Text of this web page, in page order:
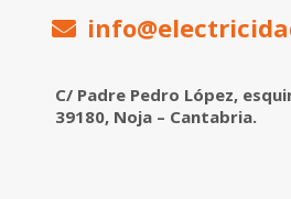
C/ Padre Pedro López,
39180, Noja – Cantabria.